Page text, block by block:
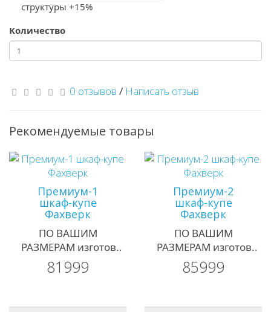
структуры +15%
Количество
0 отзывов / Написать отзыв
Рекомендуемые товары
Премиум-1
шкаф-купе
Фахверк
ПО ВАШИМ
РАЗМЕРАМ изготов..
81999
Премиум-2
шкаф-купе
Фахверк
ПО ВАШИМ
РАЗМЕРАМ изготов..
85999